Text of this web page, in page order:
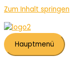
Zum Inhalt springen
Hauptmenü